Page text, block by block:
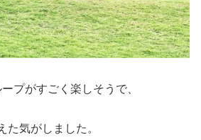
プがすごく楽しそうで、
た気がしました。